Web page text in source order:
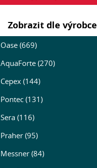
Zobrazit dle výrobce
Oase (669)
AquaForte (270)
Cepex (144)
Pontec (131)
Sera (116)
Praher (95)
Messner (84)